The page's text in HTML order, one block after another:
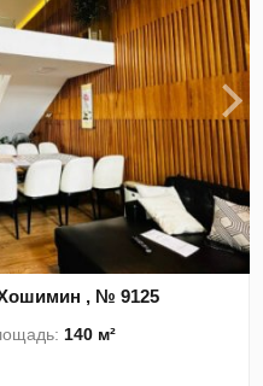
Хошимин , № 9125
140 м²